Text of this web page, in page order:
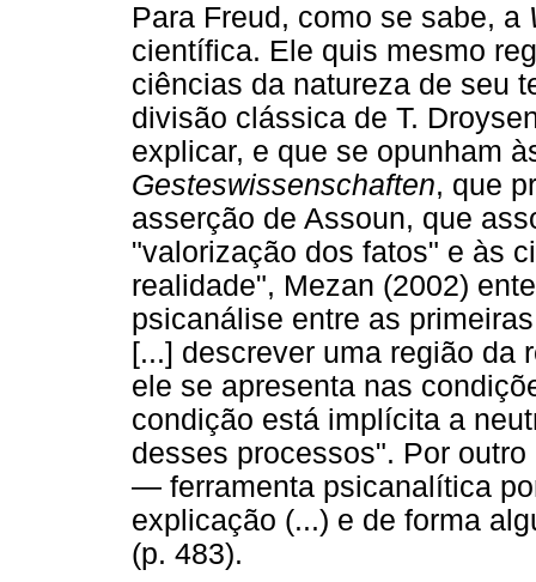
Para Freud, como se sabe, a
científica. Ele quis mesmo
ciências da natureza de seu
divisão clássica de T.
explicar, e que se opunham
Gesteswissenschaften, que
asserção de Assoun, que
"valorização dos fatos" e às
realidade", Mezan (2002)
psicanálise entre as
[...] descrever uma região da
ele se apresenta nas
condição está implícita a
desses processos". Por
— ferramenta psicanalítica
explicação (...) e de forma
(p. 483).